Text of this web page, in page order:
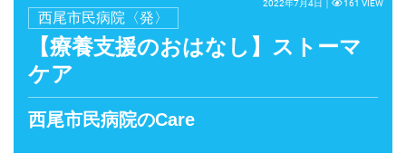
西尾市民病院〈発〉
【療養支援のおはなし】ストーマ
ケア
西尾市民病院のCare
2022年7月4日｜ 161 VIEW